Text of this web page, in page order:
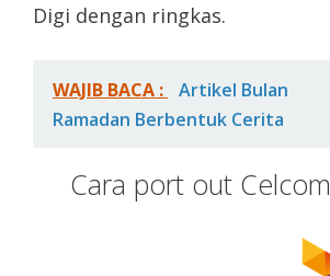
Digi dengan ringkas.
WAJIB BACA :
Artikel Bulan
Ramadan Berbentuk Cerita
Cara port out